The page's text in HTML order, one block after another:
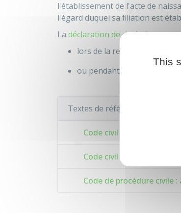
l'établissement de l'acte de
l'égard duquel sa filiation est
La déclaration de choix du nom
lors de la reconnaissance
ou pendant toute la
Textes de référence
Code civil : article 372
Code civil : articles 373-2 à
Code de procédure civile :
This